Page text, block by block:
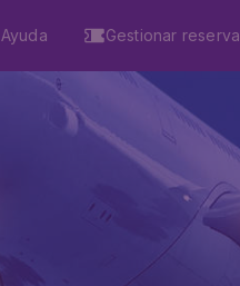
Ayuda Gestionar reserva